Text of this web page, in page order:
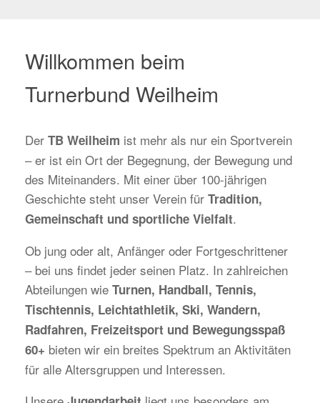
Willkommen beim
Turnerbund Weilheim
Der TB Weilheim ist mehr als nur ein Sportverein
– er ist ein Ort der Begegnung, der Bewegung und
des Miteinanders. Mit einer über 100-jährigen
Geschichte steht unser Verein für Tradition,
Gemeinschaft und sportliche Vielfalt.
Ob jung oder alt, Anfänger oder Fortgeschrittener
– bei uns findet jeder seinen Platz. In zahlreichen
Abteilungen wie Turnen, Handball, Tennis,
Tischtennis, Leichtathletik, Ski, Wandern,
Radfahren, Freizeitsport und Bewegungsspaß
60+ bieten wir ein breites Spektrum an Aktivitäten
für alle Altersgruppen und Interessen.